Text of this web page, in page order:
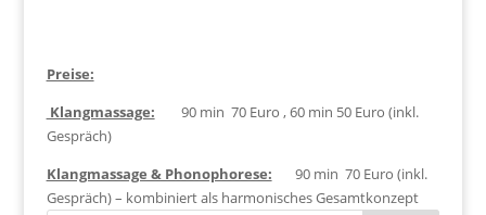
Preise:
Klangmassage: 90 min 70 Euro , 60 min 50 Euro (inkl.
Gespräch)
Klangmassage & Phonophorese:
90 min 70 Euro (inkl.
Gespräch) – kombiniert als harmonisches Gesamtkonzept